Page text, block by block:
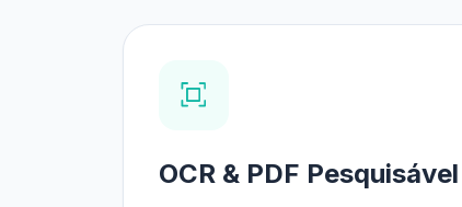
OCR & PDF Pesquisável